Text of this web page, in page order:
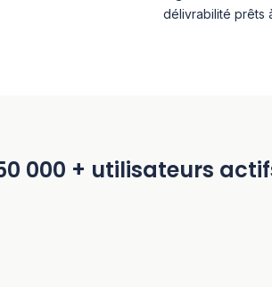
délivrabilité prêts
000 + utilisateurs